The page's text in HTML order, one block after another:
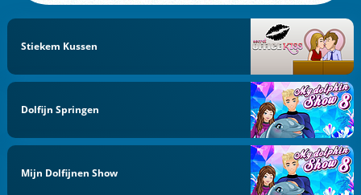
Stiekem Kussen
Dolfijn Springen
Mijn Dolfijnen Show